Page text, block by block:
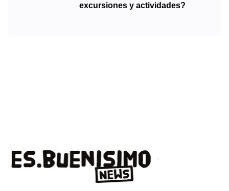
excursiones y actividades?